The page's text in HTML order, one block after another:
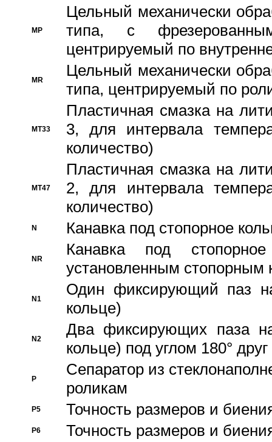
MP
Цельный механически
типа, с
центрируемый по
MR
Цельный механически
типа, центрируемый по
MT33
Пластичная смазка на
3, для интервала
количество)
MT47
Пластичная смазка на
2, для интервала
количество)
N Канавка под стопорное
NR
Канавка под
установленным стопорным
N1
Один фиксирующий паз
кольце)
N2
Два фиксирующих паза
кольце) под углом 180° друг
P
Cепаратор из
роликам
P5 Точность размеров и
P6 Точность размеров и